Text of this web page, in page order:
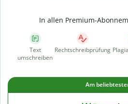
In allen Premium-
Text
umschreiben
Rechtschreibprüfung
Am